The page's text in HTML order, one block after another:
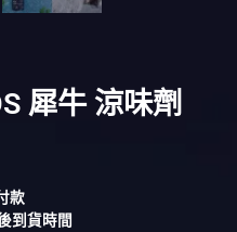
犀牛 涼味劑
款
到貨時間